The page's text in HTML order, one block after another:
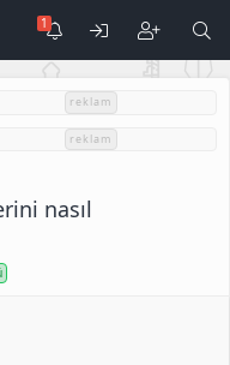
reklam
reklam
nasıl